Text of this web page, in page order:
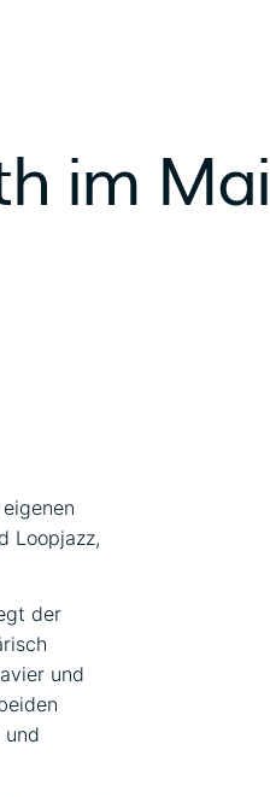
im
Loopjazz,
der
und
und